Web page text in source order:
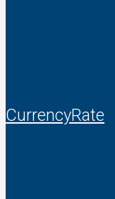
CurrencyRate